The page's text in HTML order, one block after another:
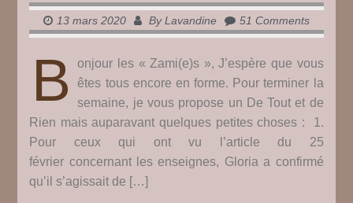
13 mars 2020 ByLavandine 51 Comments
B
onjour les « Zami(e)s », J’espère que vous
êtes tous encore en forme. Pour terminer la
semaine, je vous propose un De Tout et de
Rien mais auparavant quelques petites choses : 1.
Pour ceux qui ont vu l’article du 25
février concernant les enseignes, Gloria a confirmé
qu’il s’agissait de […]